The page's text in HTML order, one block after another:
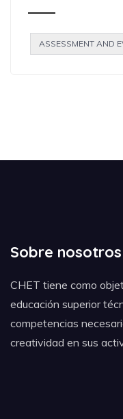
ASSESSMENT AND
Sobre nosotros
CHET tiene como
educación superior
competencias
creatividad en sus